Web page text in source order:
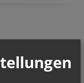
nehmen uns Zeit, wir
Ereignisse in ihrer
erschüttert werden.